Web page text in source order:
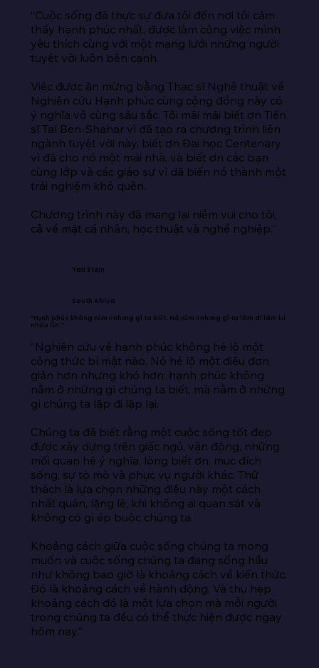
“Cuộc sống đã thực sự đưa tôi đến nơi tôi cảm
thấy hạnh phúc nhất, được làm công việc mình
yêu thích cùng với một mạng lưới những người
tuyệt vời luôn bên cạnh.
Việc được ăn mừng bằng Thạc sĩ Nghệ thuật về
Nghiên cứu Hạnh phúc cùng cộng đồng này có
ý nghĩa vô cùng sâu sắc. Tôi mãi mãi biết ơn Tiến
sĩ Tal Ben-Shahar vì đã tạo ra chương trình liên
ngành tuyệt vời này, biết ơn Đại học Centenary
vì đã cho nó một mái nhà, và biết ơn các bạn
cùng lớp và các giáo sư vì đã biến nó thành một
trải nghiệm khó quên.
Chương trình này đã mang lại niềm vui cho tôi,
cả về mặt cá nhân, học thuật và nghề nghiệp.”
Tali Stein
South Africa
“Hạnh phúc không nằm ở những gì ta biết. Nó nằm ở những gì ta làm đi làm lại
nhiều lần.”
“Nghiên cứu về hạnh phúc không hé lộ một
công thức bí mật nào. Nó hé lộ một điều đơn
giản hơn nhưng khó hơn: hạnh phúc không
nằm ở những gì chúng ta biết, mà nằm ở những
gì chúng ta lặp đi lặp lại.
Chúng ta đã biết rằng một cuộc sống tốt đẹp
được xây dựng trên giấc ngủ, vận động, những
mối quan hệ ý nghĩa, lòng biết ơn, mục đích
sống, sự tò mò và phục vụ người khác. Thử
thách là lựa chọn những điều này một cách
nhất quán, lặng lẽ, khi không ai quan sát và
không có gì ép buộc chúng ta.
Khoảng cách giữa cuộc sống chúng ta mong
muốn và cuộc sống chúng ta đang sống hầu
như không bao giờ là khoảng cách về kiến thức.
Đó là khoảng cách về hành động. Và thu hẹp
khoảng cách đó là một lựa chọn mà mỗi người
trong chúng ta đều có thể thực hiện được ngay
hôm nay.”